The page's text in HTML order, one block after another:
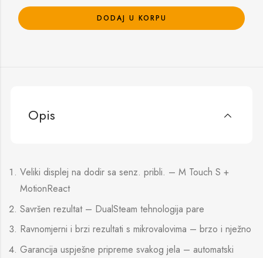
DODAJ U KORPU
Opis
Veliki displej na dodir sa senz. pribli. – M Touch S +
MotionReact
Savršen rezultat – DualSteam tehnologija pare
Ravnomjerni i brzi rezultati s mikrovalovima – brzo i nježno
Garancija uspješne pripreme svakog jela – automatski